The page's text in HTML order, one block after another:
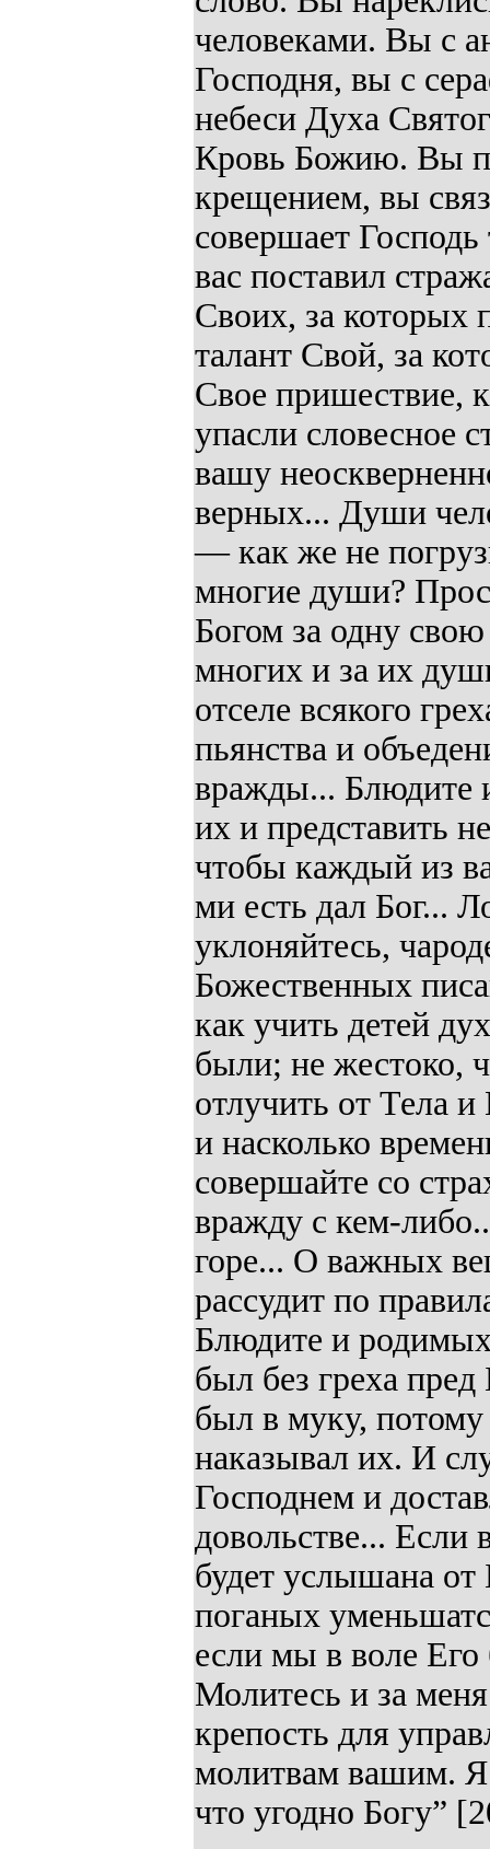
человеками. Вы с
Господня, вы с
небеси Духа
Кровь Божию. Вы
крещением, вы
совершает Господь
вас поставил
Своих, за
талант Свой, за
Свое пришествие,
упасли словесное
вашу
верных... Души
— как же не
многие души?
Богом за одну
многих и за их
отселе всякого
пьянства и
вражды... Блюдите
их и представить
чтобы каждый из
ми есть дал Бог...
уклоняйтесь,
Божественных
как учить детей
были; не жестоко,
отлучить от Тела
и насколько
совершайте со
вражду с кем-
горе... О важных
рассудит по
Блюдите и
был без греха
был в муку,
наказывал их. И
Господнем и
довольстве... Если
будет услышана от
поганых
если мы в воле Его
Молитесь и за
крепость для
молитвам вашим. Я
что угодно Богу”